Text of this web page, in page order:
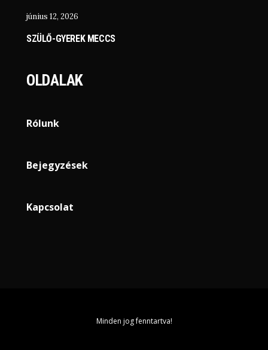
június 12, 2026
SZÜLŐ-GYEREK MECCS
OLDALAK
Rólunk
Bejegyzések
Kapcsolat
Minden jog fenntartva!